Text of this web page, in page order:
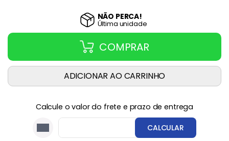
COMPRAR
NÃO PERCA!
Última unidade
ADICIONAR AO CARRINHO
Calcule o valor do frete e prazo de entrega
CALCULAR